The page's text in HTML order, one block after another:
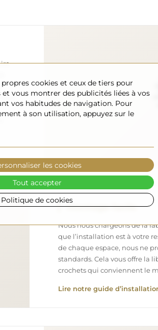
Montage facile
Nous nous chargeons de la
que l’installation est à votre
de chaque espace, nous ne
standards. Cela vous offre la
crochets qui conviennent le
Lire notre guide
cookies et ceux de tiers pour
vous montrer des publicités liées à vos
vos habitudes de navigation. Pour
à son utilisation, appuyez sur le
Politique de cookies
les cookies
Tout accepter